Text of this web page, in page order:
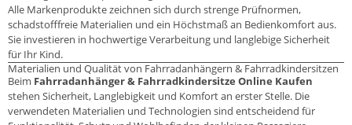
Alle Markenprodukte zeichnen sich durch strenge Prüfnormen,
schadstofffreie Materialien und ein Höchstmaß an Bedienkomfort aus.
Sie investieren in hochwertige Verarbeitung und langlebige Sicherheit
für Ihr Kind.
Materialien und Qualität von Fahrradanhängern & Fahrradkindersitzen
Beim Fahrradanhänger & Fahrradkindersitze Online Kaufen
stehen Sicherheit, Langlebigkeit und Komfort an erster Stelle. Die
verwendeten Materialien und Technologien sind entscheidend für